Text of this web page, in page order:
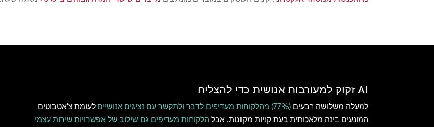
AI זקוק למעורבות אנושית כדי להצליח
למעלה משלושה רבעים(77%) מהלקוחות מעדיפים לדבר ולתקשר עם נציגים אנושיים
לעומת צ'אטבוטים
המונעים בינה מלאכותית בעת קניות מקוונות. אבל הלקוחות מעדיפים גם שילוב של אפשרויות שירות עצמי